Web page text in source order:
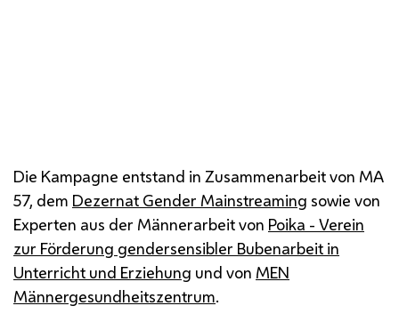
Die Kampagne entstand in Zusammenarbeit von MA
57, dem Dezernat Gender Mainstreaming sowie von
Experten aus der Männerarbeit von Poika - Verein
zur Förderung gendersensibler Bubenarbeit in
Unterricht und Erziehung und von MEN
Männergesundheitszentrum.